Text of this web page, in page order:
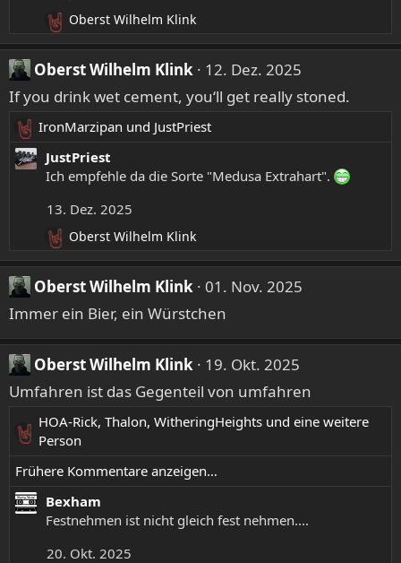
e
n
:
R
e
a
k
t
o
e
n
Oberst Wilhelm Klink
Oberst Wilhelm Klink
12. Dez. 2025
If you drink wet cement, you‘ll get really stoned.
R
e
a
n
e
n
:
IronMarzipan und JustPriest
JustPriest
Ich empfehle da die Sorte "Medusa Extrahart".
13. Dez. 2025
R
e
a
k
t
o
n
n
:
Oberst Wilhelm Klink
Oberst Wilhelm Klink 01. Nov. 2025
Immer ein Bier, ein Würstchen
Oberst Wilhelm Klink
19. Okt. 2025
Umfahren ist das Gegenteil von umfahren
R
a
k
t
HOA-Rick, Thalon, WitheringHeights und eine weitere
Person
Frühere Kommentare anzeigen…
Bexham
Festnehmen ist nicht gleich fest nehmen....
20. Okt. 2025